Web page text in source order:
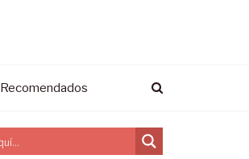
Recomendados